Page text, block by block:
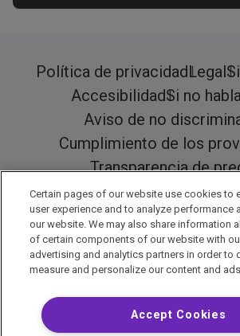
Política de privacidadLegal
AccesibilidadSi no
Aviso de no
Cumplimiento de los
Transparencia de
© 2026 Encompass Health
Preferencias de cookies
Aviso legal: Se tradujo con la
Certain pages of our website use cookies to
user experience and to analyze performance
our website. We may also share information
of certain components of our website with
advertising and analytics partners in order to
measure and personalize our content and
Accept Cookies